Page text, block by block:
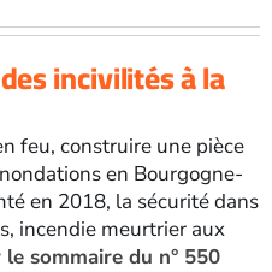
incivilités à la
feu, construire une pièce
en Bourgogne-
en 2018, la sécurité dans
incendie meurtrier aux
le sommaire du n° 550